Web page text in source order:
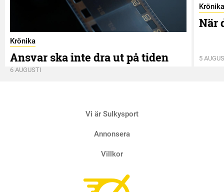
Krönika
Ansvar ska inte dra ut på tiden
6 AUGUSTI
Krönika
När
5
Vi är Sulkysport
Annonsera
Villkor